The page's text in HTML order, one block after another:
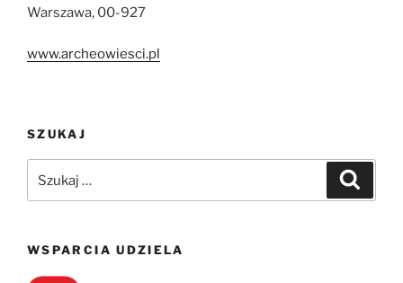
Warszawa, 00-927
www.archeowiesci.pl
SZUKAJ
WSPARCIA UDZIELA